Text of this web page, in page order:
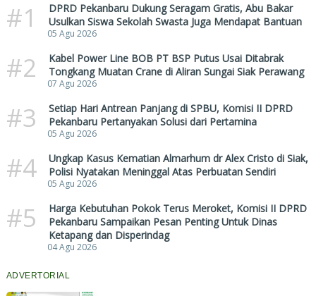
#1
DPRD Pekanbaru Dukung Seragam Gratis, Abu Bakar
Usulkan Siswa Sekolah Swasta Juga Mendapat Bantuan
05 Agu 2026
#2
Kabel Power Line BOB PT BSP Putus Usai Ditabrak
Tongkang Muatan Crane di Aliran Sungai Siak Perawang
07 Agu 2026
#3
Setiap Hari Antrean Panjang di SPBU, Komisi II DPRD
Pekanbaru Pertanyakan Solusi dari Pertamina
05 Agu 2026
#4
Ungkap Kasus Kematian Almarhum dr Alex Cristo di Siak,
Polisi Nyatakan Meninggal Atas Perbuatan Sendiri
05 Agu 2026
#5
Harga Kebutuhan Pokok Terus Meroket, Komisi II DPRD
Pekanbaru Sampaikan Pesan Penting Untuk Dinas
Ketapang dan Disperindag
04 Agu 2026
ADVERTORIAL